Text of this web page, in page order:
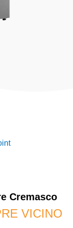
Cremasco
VICINO